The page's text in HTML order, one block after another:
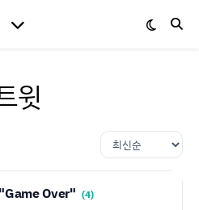
윗
"Game Over" (4)